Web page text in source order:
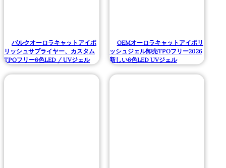
バルクオーロラキャットアイポ
リッシュサプライヤー、カスタム
TPOフリー6色LED / UVジェル
OEMオーロラキャットアイポリ
ッシュジェル卸売TPOフリー2026
新しい6色LED UVジェル